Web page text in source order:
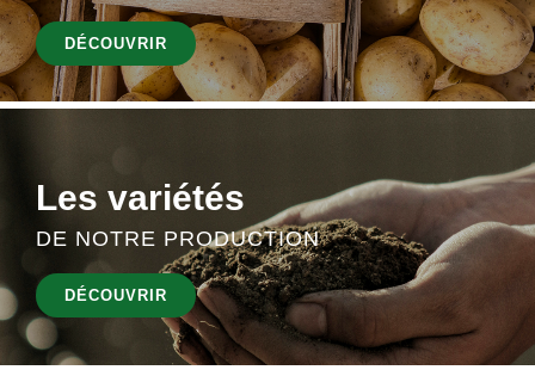
DÉCOUVRIR
Les variétés
DE NOTRE PRODUCTION
DÉCOUVRIR